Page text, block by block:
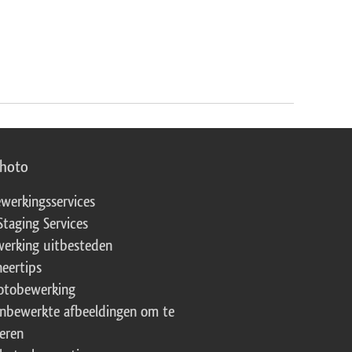
Services
uitbesteden
afbeeldingen om te